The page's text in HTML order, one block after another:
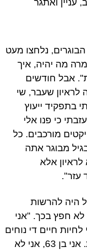
ואתגר
נלחצו מעט
מה יהיה, איך
חודשים
שעבר, שי
ייעוץ
כי פנו אלי
מורכבים. כל
מבוגר אתה
אלא
להרשות
חפץ בכך. "אני
חיים די נוחים
אבל זה לא רק הסיטואציה הכספית. אני בן 63, אני לא